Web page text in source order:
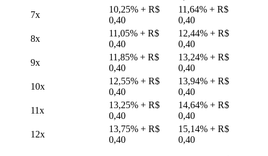
7x
10,25% + R$
0,40
11,64% + R$
0,40
8x
11,05% + R$
0,40
12,44% + R$
0,40
9x
11,85% + R$
0,40
13,24% + R$
0,40
10x
12,55% + R$
0,40
13,94% + R$
0,40
11x
13,25% + R$
0,40
14,64% + R$
0,40
12x
13,75% + R$
0,40
15,14% + R$
0,40